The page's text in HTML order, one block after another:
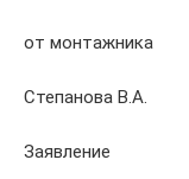
от монтажника
Степанова В.А.
Заявление